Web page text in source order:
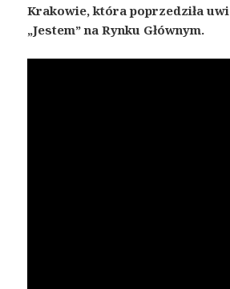
Krakowie, która poprzedziła
„Jestem” na Rynku Głównym.